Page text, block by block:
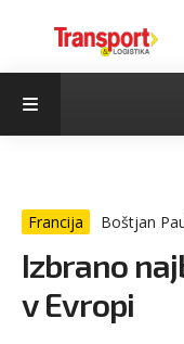
Francija Boštjan
Izbrano
v Evropi